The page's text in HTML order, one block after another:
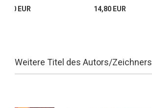
EUR 14,80 EUR
Weitere Titel des Autors/Zeichners